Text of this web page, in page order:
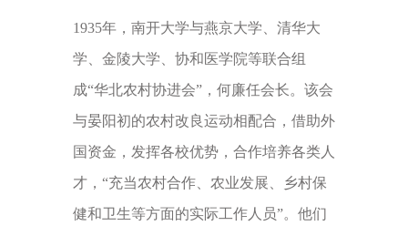
1935年，南开大学与燕京大学、清华大
学、金陵大学、协和医学院等联合组
成“华北农村协进会”，何廉任会长。该会
与晏阳初的农村改良运动相配合，借助外
国资金，发挥各校优势，合作培养各类人
才，“充当农村合作、农业发展、乡村保
健和卫生等方面的实际工作人员”。他们